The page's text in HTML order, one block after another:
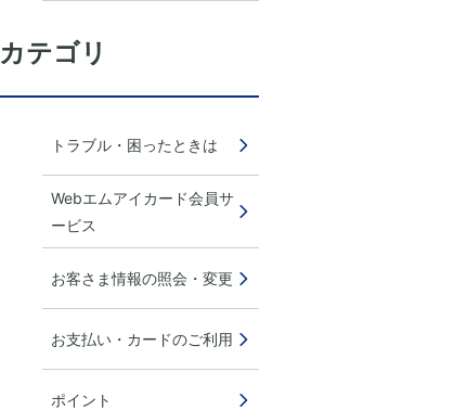
カテゴリ
トラブル・困ったときは
Webエムアイカード会員サ
ービス
お客さま情報の照会・変更
お支払い・カードのご利用
ポイント